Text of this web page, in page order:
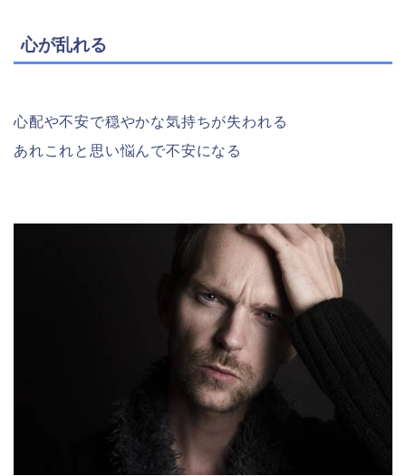
心が乱れる
心配や不安で穏やかな気持ちが失われる
あれこれと思い悩んで不安になる